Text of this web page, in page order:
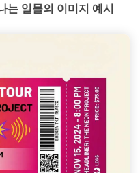
는 일몰의 이미지 예시